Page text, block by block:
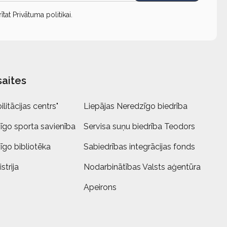
Privātuma politikai
centrs" Liepājas Neredzīgo biedrība
sporta savienība Servisa suņu biedrība Teodors
bibliotēka Sabiedrības integrācijas fonds
Nodarbinātības Valsts aģentūra
Apeirons